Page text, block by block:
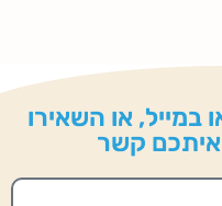
במייל, או השאירו
איתכם קשר